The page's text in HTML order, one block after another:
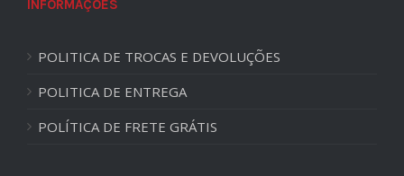
INFORMAÇÕES
POLITICA DE TROCAS E DEVOLUÇÕES
POLITICA DE ENTREGA
POLÍTICA DE FRETE GRÁTIS